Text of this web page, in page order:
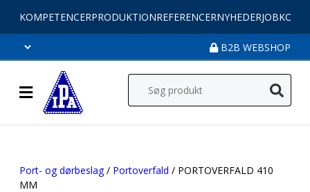
KOMPETENCERPRODUKTIONREFERENCERNYHEDERJOB
B2B WEBSHOP
Port- og dørbeslag/ Portoverfald / PORTOVERFALD 410
MM